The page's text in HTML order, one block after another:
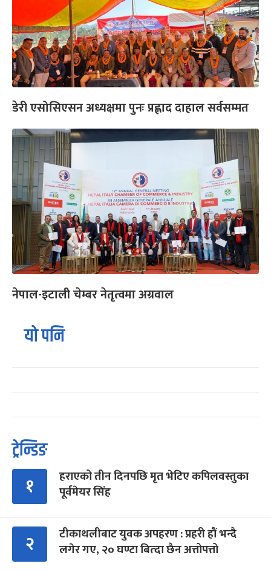
डेरी एसोसिएसन अध्यक्षमा पुनः प्रह्लाद दाहाल सर्वसम्मत
नेपाल-इटाली चेम्बर नेतृत्वमा अग्रवाल
यो पनि
ट्रेन्डिङ
१
हराएको तीन दिनपछि मृत भेटिए कपिलवस्तुका
पूर्वमेयर सिंह
२
टीकाथलीबाट युवक अपहरण : प्रहरी हौं भन्दै
लगेर गए, २० घण्टा बित्दा छैन अत्तोपत्तो